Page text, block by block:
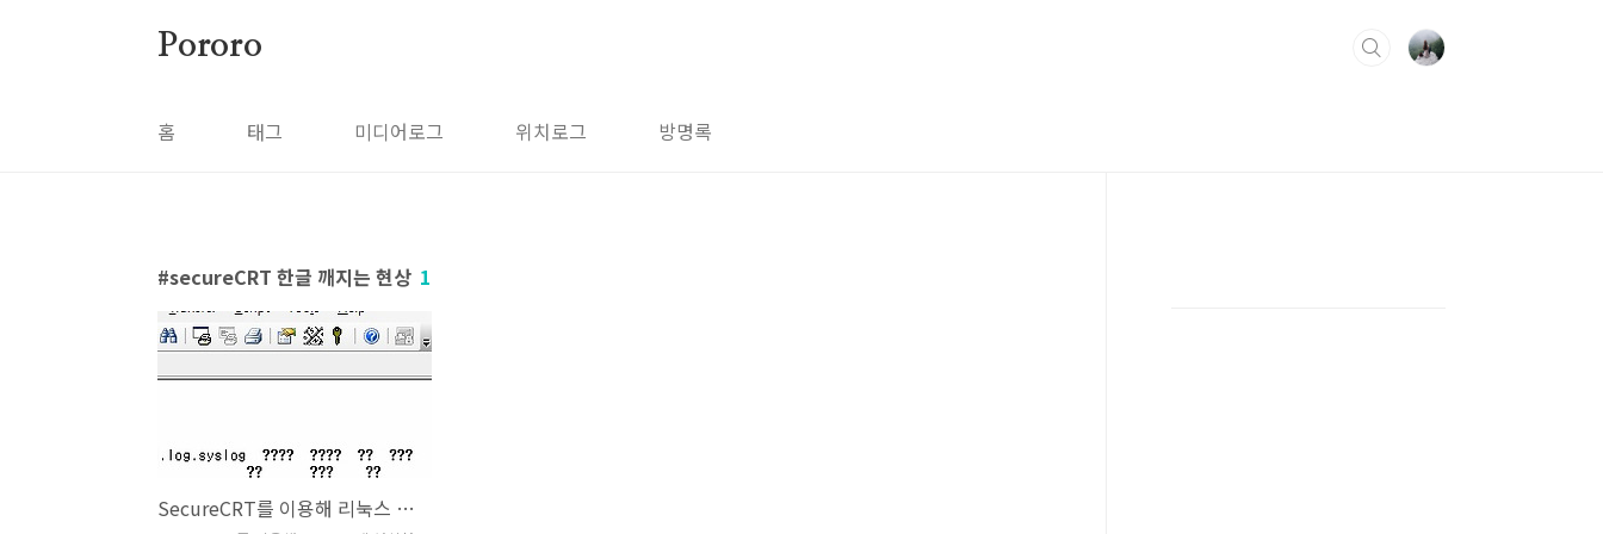
Pororo
홈 태그 미디어로그 위치로그 방명록
secureCRT 한글 깨지는 현상 1
SecureCRT를 이용해 리눅스 접속했을 때 한글 깨지는 현상